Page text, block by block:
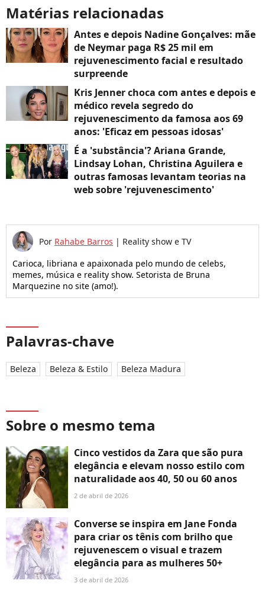
Matérias relacionadas
Antes e depois Nadine Gonçalves: mãe
de Neymar paga R$ 25 mil em
rejuvenescimento facial e resultado
surpreende
Kris Jenner choca com antes e depois e
médico revela segredo do
rejuvenescimento da famosa aos 69
anos: 'Eficaz em pessoas idosas'
É a 'substância'? Ariana Grande,
Lindsay Lohan, Christina Aguilera e
outras famosas levantam teorias na
web sobre 'rejuvenescimento'
Por Rahabe Barros | Reality show e TV
Carioca, libriana e apaixonada pelo mundo de celebs,
memes, música e reality show. Setorista de Bruna
Marquezine no site (amo!).
Palavras-chave
Beleza Beleza & Estilo Beleza Madura
Sobre o mesmo tema
Cinco vestidos da Zara que são pura
elegância e elevam nosso estilo com
naturalidade aos 40, 50 ou 60 anos
2 de abril de 2026
Converse se inspira em Jane Fonda
para criar os tênis com brilho que
rejuvenescem o visual e trazem
elegância para as mulheres 50+
3 de abril de 2026